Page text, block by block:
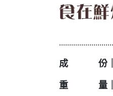
成 份
重 量